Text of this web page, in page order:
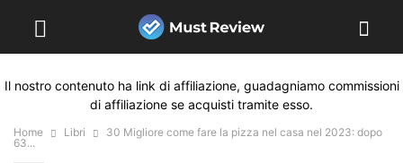
Il nostro contenuto ha link di affiliazione, guadagniamo commissioni
di affiliazione se acquisti tramite esso.
Home Libri
30 Migliore come fare la pizza nel casa nel 2023: dopo
63...